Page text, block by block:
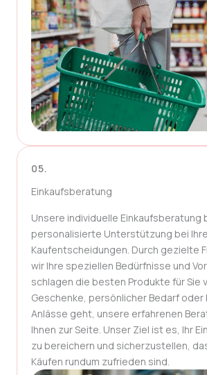
05.
Einkaufsberatung
Unsere individuelle Einkaufsberatung
personalisierte Unterstützung bei
Kaufentscheidungen. Durch gezielte
wir Ihre speziellen Bedürfnisse und
schlagen die besten Produkte für Sie
Geschenke, persönlicher Bedarf
Anlässe geht, unsere erfahrenen
Ihnen zur Seite. Unser Ziel ist es, Ihr
zu bereichern und sicherzustellen,
Käufen rundum zufrieden sind.